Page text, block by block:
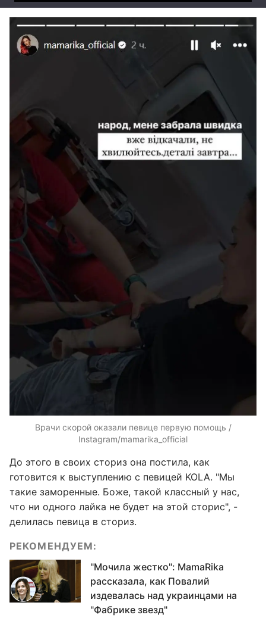
Врачи скорой оказали певице первую помощь /
Instagram/mamarika_official
До этого в своих сториз она постила, как
готовится к выступлению с певицей KOLA. "Мы
такие заморенные. Боже, такой классный у нас,
что ни одного лайка не будет на этой сторис", -
делилась певица в сториз.
РЕКОМЕНДУЕМ:
"Мочила жестко": MamaRika
рассказала, как Повалий
издевалась над украинцами на
"Фабрике звезд"